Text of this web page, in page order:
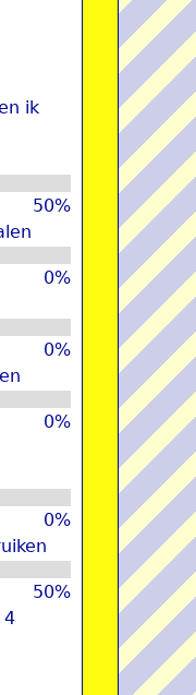
ik
50%
0%
0%
0%
0%
50%
4